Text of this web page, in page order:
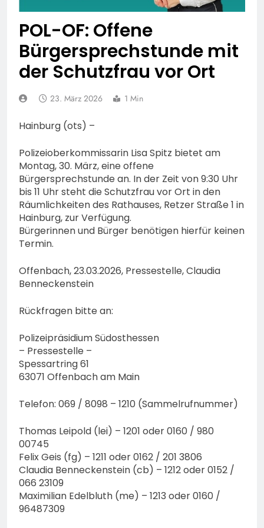
Lauterbach hat einen
neuen Leiter:
Amtseinführung von
Markus Höfer
POL-OF: Offene
Bürgersprechstunde mit
der Schutzfrau vor Ort
23. März 2026 1 Min
Hainburg (ots) –
Polizeioberkommissarin Lisa Spitz bietet am
Montag, 30. März, eine offene
Bürgersprechstunde an. In der Zeit von 9:30 Uhr
bis 11 Uhr steht die Schutzfrau vor Ort in den
Räumlichkeiten des Rathauses, Retzer Straße 1 in
Hainburg, zur Verfügung.
Bürgerinnen und Bürger benötigen hierfür keinen
Termin.
Offenbach, 23.03.2026, Pressestelle, Claudia
Benneckenstein
Rückfragen bitte an:
Polizeipräsidium Südosthessen
– Pressestelle –
Spessartring 61
63071 Offenbach am Main
Telefon: 069 / 8098 – 1210 (Sammelrufnummer)
Thomas Leipold (lei) – 1201 oder 0160 / 980
00745
Felix Geis (fg) – 1211 oder 0162 / 201 3806
Claudia Benneckenstein (cb) – 1212 oder 0152 /
066 23109
Maximilian Edelbluth (me) – 1213 oder 0160 /
96487309